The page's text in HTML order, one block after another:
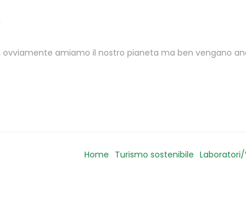
amiamo il nostro pianeta ma ben vengano
Home Turismo sostenibile